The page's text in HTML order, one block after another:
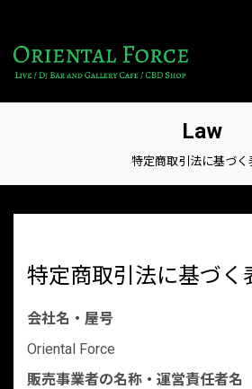
Law
特定商取引法に基づく
特定商取引法に基づく
会社名・屋号
Oriental Force
販売事業者の名称・運営責任者名